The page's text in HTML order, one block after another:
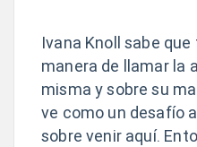
Ivana Knoll sabe
manera de llamar la
misma y sobre su
ve como un desafío
sobre venir aquí.